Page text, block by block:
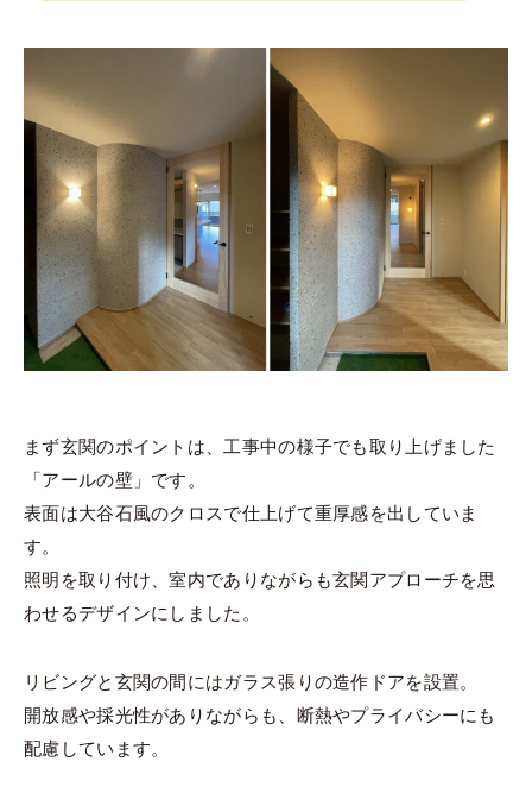
まず玄関のポイントは、工事中の様子でも取り上げました
「アールの壁」です。
表面は大谷石風のクロスで仕上げて重厚感を出していま
す。
照明を取り付け、室内でありながらも玄関アプローチを思
わせるデザインにしました。
リビングと玄関の間にはガラス張りの造作ドアを設置。
開放感や採光性がありながらも、断熱やプライバシーにも
配慮しています。